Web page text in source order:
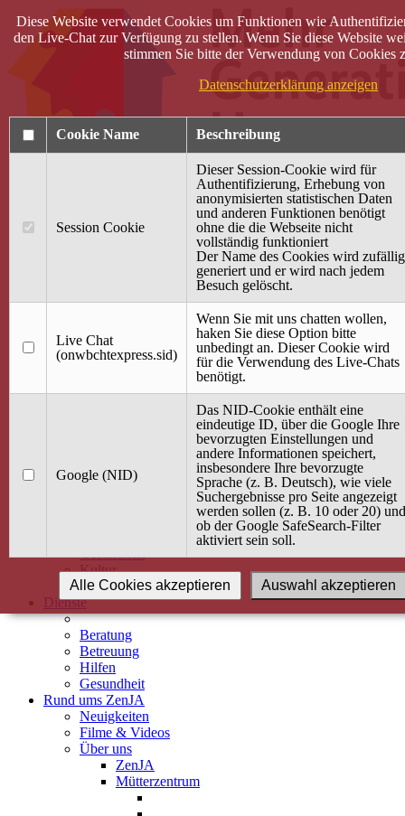
40 Jahre Mütterzentrum
Terminkalender
Gemeinsam aktiv
Gemeinsam unterwegs
wirFAIRändern
Angebot / Kurs suchen
Babybauch & Elternschaft
Gesundheit
Kultur
Alle Kurse
Dienste
Beratung
Betreuung
Hilfen
Gesundheit
Rund ums ZenJA
Neuigkeiten
Filme & Videos
Über uns
ZenJA
Mütterzentrum
Diese Website verwendet Cookies um Funktionen wie
den Live-Chat zur Verfügung zu stellen. Wenn Sie diese Website
stimmen Sie bitte der Verwendung von Cookies
Datenschutzerklärung anzeigen
Cookie Name Beschreibung
Session Cookie
Dieser Session-Cookie wird für
Authentifizierung, Erhebung von
anonymisierten statistischen Daten
und anderen Funktionen benötigt
ohne die die Webseite nicht
vollständig funktioniert
Der Name des Cookies wird zufällig
generiert und er wird nach jedem
Besuch gelöscht.
Live Chat
(onwbchtexpress.sid)
Wenn Sie mit uns chatten wollen,
haken Sie diese Option bitte
unbedingt an. Dieser Cookie wird
für die Verwendung des Live-Chats
benötigt.
Google (NID)
Das NID-Cookie enthält eine
eindeutige ID, über die Google Ihre
bevorzugten Einstellungen und
andere Informationen speichert,
insbesondere Ihre bevorzugte
Sprache (z. B. Deutsch), wie viele
Suchergebnisse pro Seite angezeigt
werden sollen (z. B. 10 oder 20) und
ob der Google SafeSearch-Filter
aktiviert sein soll.
Auswahl akzeptieren
Alle Cookies akzeptieren